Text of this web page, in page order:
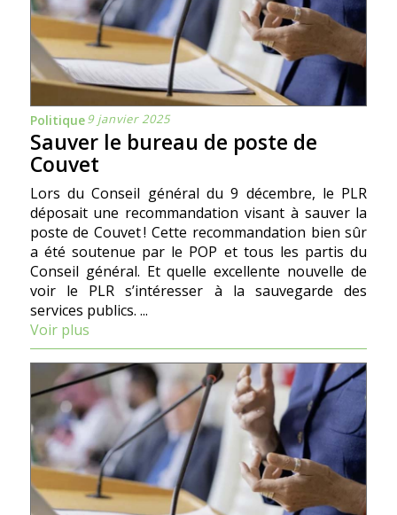
Politique9 janvier 2025
Sauver le bureau de poste de
Couvet
Lors du Conseil général du 9 décembre, le PLR
déposait une recommandation visant à sauver la
poste de Couvet ! Cette recommandation bien sûr
a été soutenue par le POP et tous les partis du
Conseil général. Et quelle excellente nouvelle de
voir le PLR s’intéresser à la sauvegarde des
services publics. ...
Voir plus